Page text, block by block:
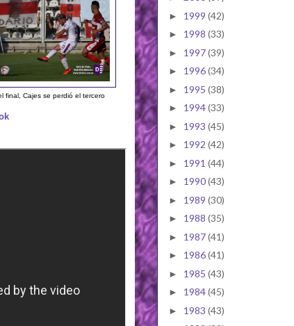
final, Cajes se perdió el tercero
► 1999 (42)
► 1998 (33)
► 1997(39)
► 1996(34)
► 1995 (38)
► 1994(33)
► 1993 (45)
► 1992 (42)
► 1991 (44)
► 1990(43)
► 1989 (30)
► 1988 (35)
► 1987(41)
► 1986(41)
► 1985 (43)
► 1984(45)
► 1983 (43)